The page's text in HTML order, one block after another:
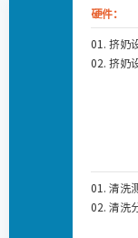
硬件：
01. 挤奶
02. 挤奶
01. 清洗
02. 清洗